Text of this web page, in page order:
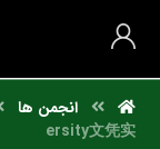
انجمن ها
ersity文凭实